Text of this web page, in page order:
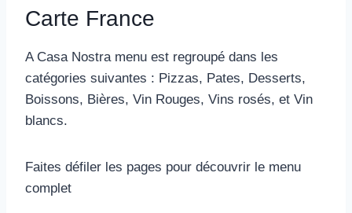
Carte France
A Casa Nostra menu est regroupé dans les
catégories suivantes : Pizzas, Pates, Desserts,
Boissons, Bières, Vin Rouges, Vins rosés, et Vin
blancs.
Faites défiler les pages pour découvrir le menu
complet